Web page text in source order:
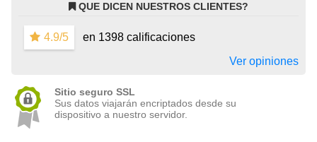
QUE DICEN NUESTROS CLIENTES?
4.9/5
en 1398 calificaciones
Ver opiniones
Sitio seguro SSL
Sus datos viajarán encriptados desde su
dispositivo a nuestro servidor.